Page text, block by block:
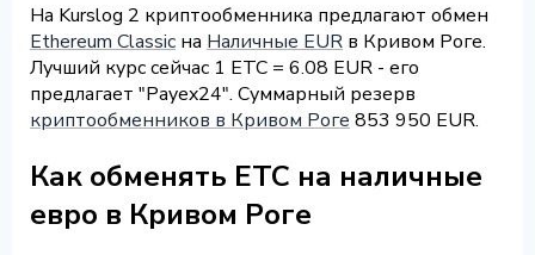
На Kurslog 2 криптообменника предлагают обмен
Ethereum Classic на Наличные EUR в Кривом Роге.
Лучший курс сейчас 1 ETC = 6.08 EUR - его
предлагает "Payex24". Суммарный резерв
криптообменников в Кривом Роге 853 950 EUR.
Как обменять ETC на наличные
евро в Кривом Роге